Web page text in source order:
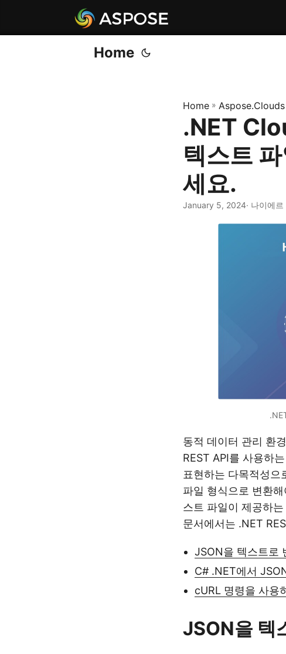
Home
Home » Aspose.Clouds
.NET
텍스트
세요.
January 5, 2024· 나이에
동적 데이터 관리 환
REST API를 사용하
표현하는 다목적성으
파일 형식으로 변환
스트 파일이 제공하
문서에서는 .NET
JSON을 텍스트로
C# .NET에서
cURL 명령을 사용
JSON을 텍